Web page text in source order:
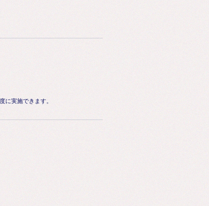
に実施できます。